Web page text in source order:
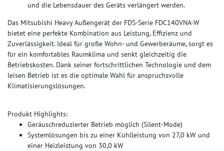
und die Lebensdauer des Geräts verlängert werden.
Das Mitsubishi Heavy Außengerät der FDS-Serie FDC140VNA-W
bietet eine perfekte Kombination aus Leistung, Effizienz und
Zuverlässigkeit. Ideal für große Wohn- und Gewerberäume, sorgt es
für ein komfortables Raumklima und senkt gleichzeitig die
Betriebskosten. Dank seiner fortschrittlichen Technologie und dem
leisen Betrieb ist es die optimale Wahl für anspruchsvolle
Klimatisierungslösungen.
Produkt Highlights:
Geräuschreduzierter Betrieb möglich (Silent-Mode)
Systemlösungen bis zu einer Kühlleistung von 27,0 kW und
einer Heizleistung von 30,0 kW